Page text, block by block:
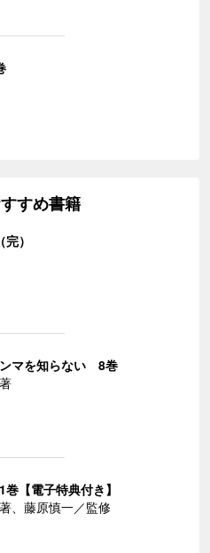
すめ書籍
）
マを知らない 8巻
【電子特典付き】
、藤原慎一／監修